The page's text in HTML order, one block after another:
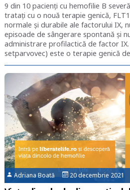
9 din 10 pacienți cu hemofilie B
tratați cu o nouă terapie genică,
normale și durabile ale factorului IX,
episoade de sângerare spontană și
administrare profilactică de factor
setparvovec) este o terapie genică
Adriana Boată 20 decembrie